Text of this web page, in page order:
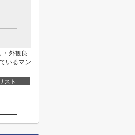
・外観良
いるマン
スト